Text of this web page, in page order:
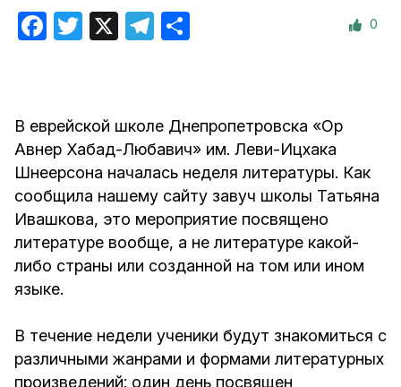
Facebook
Twitter Telegram 0
В еврейской школе Днепропетровска «Ор
Авнер Хабад-Любавич» им. Леви-Ицхака
Шнеерсона началась неделя литературы. Как
сообщила нашему сайту завуч школы Татьяна
Ивашкова, это мероприятие посвящено
литературе вообще, а не литературе какой-
либо страны или созданной на том или ином
языке.
В течение недели ученики будут знакомиться с
различными жанрами и формами литературных
произведений: один день посвящен